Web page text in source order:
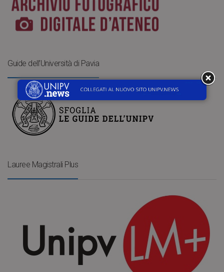
Guide dell’Università di Pavia
Lauree Magistrali Plus